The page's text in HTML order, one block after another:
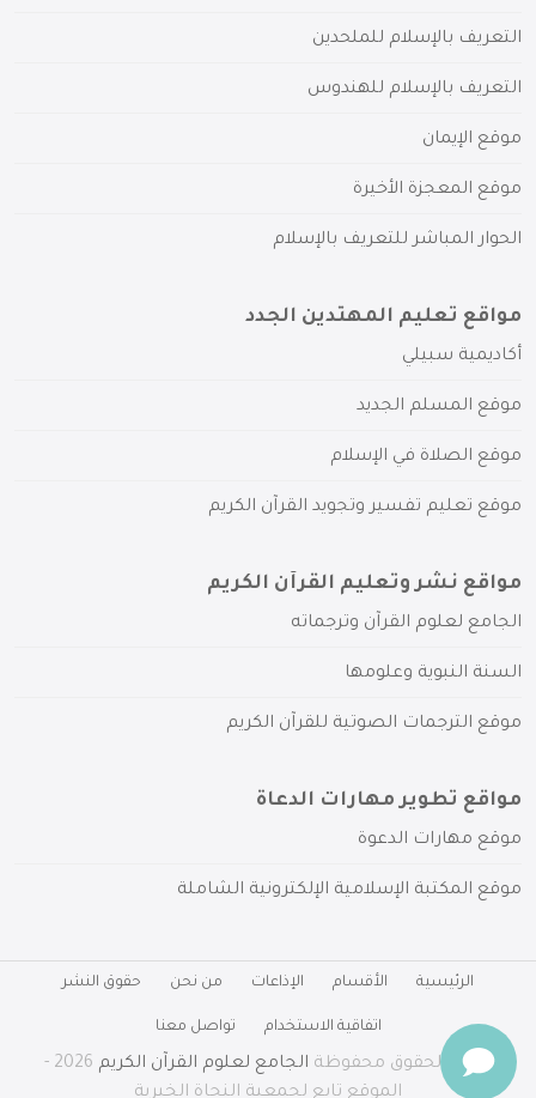
التعريف بالإسلام للملحدين
التعريف بالإسلام للهندوس
موقع الإيمان
موقع المعجزة الأخيرة
الحوار المباشر للتعريف بالإسلام
مواقع تعليم المهتدين الجدد
أكاديمية سبيلي
موقع المسلم الجديد
موقع الصلاة في الإسلام
موقع تعليم تفسير وتجويد القرآن الكريم
مواقع نشر وتعليم القرآن الكريم
الجامع لعلوم القرآن وترجماته
السنة النبوية وعلومها
موقع الترجمات الصوتية للقرآن الكريم
مواقع تطوير مهارات الدعاة
موقع مهارات الدعوة
موقع المكتبة الإسلامية الإلكترونية الشاملة
الرئيسية الأقسام الإذاعات من نحن حقوق النشر
اتفاقية الاستخدام تواصل معنا
جميع الحقوق محفوظة الجامع لعلوم القرآن الكريم
2026 -
الموقع تابع لجمعية النجاة الخيرية